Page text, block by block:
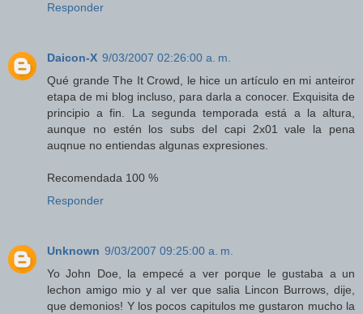
Responder
Daicon-X 9/03/2007 02:26:00 a. m.
Qué grande The It Crowd, le hice un artículo en mi anteiror
etapa de mi blog incluso, para darla a conocer. Exquisita de
principio a fin. La segunda temporada está a la altura,
aunque no estén los subs del capi 2x01 vale la pena
auqnue no entiendas algunas expresiones.
Recomendada 100 %
Responder
Unknown 9/03/2007 09:25:00 a. m.
Yo John Doe, la empecé a ver porque le gustaba a un
lechon amigo mio y al ver que salia Lincon Burrows, dije,
que demonios! Y los pocos capitulos me gustaron mucho la